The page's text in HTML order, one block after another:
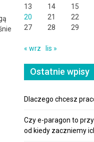
13
14 15
20
21 22
27
28 29
« wrz lis »
Ostatnie wpisy
Dlaczego chcesz
Czy e-paragon to
od kiedy zaczniemy